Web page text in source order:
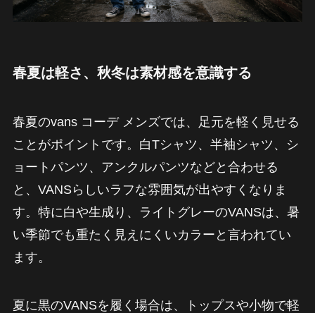
春夏は軽さ、秋冬は素材感を意識する
春夏のvans コーデ メンズでは、足元を軽く見せる
ことがポイントです。白Tシャツ、半袖シャツ、シ
ョートパンツ、アンクルパンツなどと合わせる
と、VANSらしいラフな雰囲気が出やすくなりま
す。特に白や生成り、ライトグレーのVANSは、暑
い季節でも重たく見えにくいカラーと言われてい
ます。
夏に黒のVANSを履く場合は、トップスや小物で軽